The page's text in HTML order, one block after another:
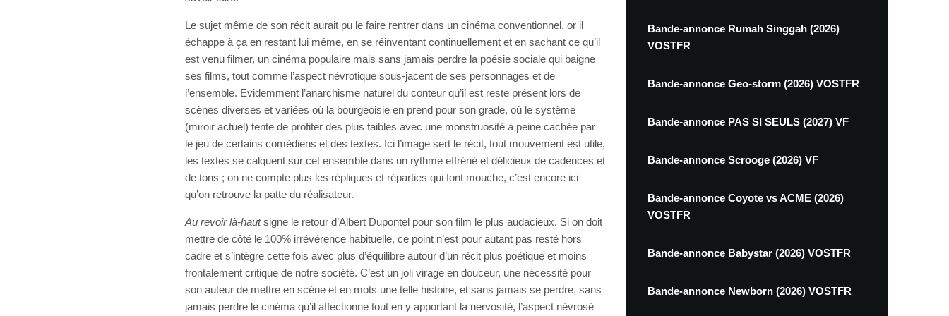
Le sujet même de son récit aurait pu le faire rentrer dans un cinéma conventionnel, or il
échappe à ça en restant lui même, en se réinventant continuellement et en sachant ce qu’il
est venu filmer, un cinéma populaire mais sans jamais perdre la poésie sociale qui baigne
ses films, tout comme l’aspect névrotique sous-jacent de ses personnages et de
l’ensemble. Evidemment l’anarchisme naturel du conteur qu’il est reste présent lors de
scènes diverses et variées où la bourgeoisie en prend pour son grade, où le système
(miroir actuel) tente de profiter des plus faibles avec une monstruosité à peine cachée par
le jeu de certains comédiens et des textes. Ici l’image sert le récit, tout mouvement est utile,
les textes se calquent sur cet ensemble dans un rythme effréné et délicieux de cadences et
de tons ; on ne compte plus les répliques et réparties qui font mouche, c’est encore ici
qu’on retrouve la patte du réalisateur.
Au revoir là-hautsigne le retour d’Albert Dupontel pour son film le plus audacieux. Si on doit
mettre de côté le 100% irrévérence habituelle, ce point n’est pour autant pas resté hors
cadre et s’intègre cette fois avec plus d’équilibre autour d’un récit plus poétique et moins
frontalement critique de notre société. C’est un joli virage en douceur, une nécessité pour
son auteur de mettre en scène et en mots une telle histoire, et sans jamais se perdre, sans
jamais perdre le cinéma qu’il affectionne tout en y apportant la nervosité, l’aspect névrosé
Bande-annonce Rumah Singgah (2026)
VOSTFR
Bande-annonce Geo-storm (2026) VOSTFR
Bande-annonce PAS SI SEULS (2027) VF
Bande-annonce Scrooge (2026) VF
Bande-annonce Coyote vs ACME (2026)
VOSTFR
Bande-annonce Babystar (2026) VOSTFR
Bande-annonce Newborn (2026) VOSTFR